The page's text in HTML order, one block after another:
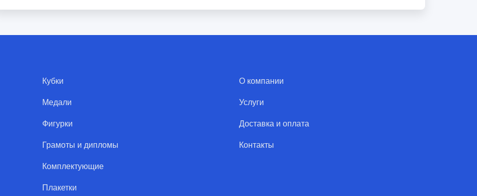
Кубки
Медали
Фигурки
Грамоты и дипломы
Комплектующие
Плакетки
О компании
Услуги
Доставка и оплата
Контакты